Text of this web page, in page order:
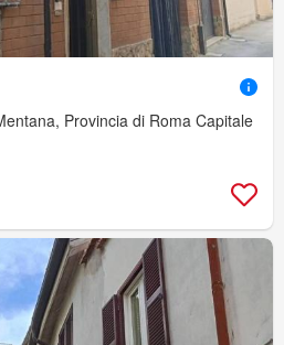
Provincia di Roma Capitale